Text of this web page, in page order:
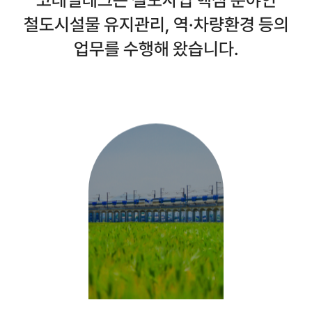
업무
정렬로
구성
철도시설물 유지관리, 역·차량환경 등의
업무를 수행해 왔습니다.